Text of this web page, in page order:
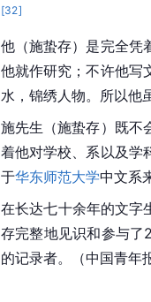
[32]
他（施蛰存）是完全凭
他就作研究；不许他写
水，锦绣人物。所以他
施先生（施蛰存）既不
着他对学校、系以及学
于华东师范大学中文系
在长达七十余年的文字
存完整地见识和参与
的记录者。（中国青年